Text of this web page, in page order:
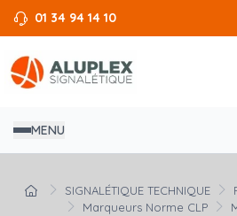
01 34 94 14 10
MENU
SIGNALÉTIQUE TECHNIQUE
Marqueurs Norme CLP